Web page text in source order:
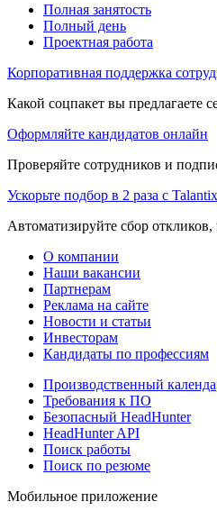
Полная занятость
Полный день
Проектная работа
Корпоративная поддержка
Какой соцпакет вы предлагаете
Оформляйте кандидатов онлайн
Проверяйте сотрудников и
Ускорьте подбор в 2 раза с Talantix
Автоматизируйте сбор
О компании
Наши вакансии
Партнерам
Реклама на сайте
Новости и статьи
Инвесторам
Кандидаты по профессиям
Производственный
Требования к ПО
Безопасный HeadHunter
HeadHunter API
Поиск работы
Поиск по резюме
Мобильное приложение